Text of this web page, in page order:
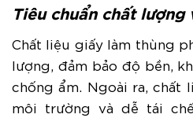
Tiêu chuẩn chất lượng
Chất liệu giấy làm thùng
lượng, đảm bảo độ bền,
chống ẩm. Ngoài ra, chất
môi trường và dễ tái